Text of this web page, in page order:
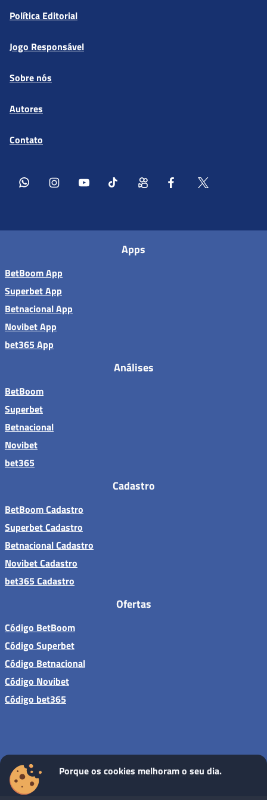
Política Editorial
Jogo Responsável
Sobre nós
Autores
Contato
Apps
BetBoom App
Superbet App
Betnacional App
Novibet App
bet365 App
Análises
BetBoom
Superbet
Betnacional
Novibet
bet365
Cadastro
BetBoom Cadastro
Superbet Cadastro
Betnacional Cadastro
Novibet Cadastro
bet365 Cadastro
Ofertas
Código BetBoom
Código Superbet
Código Betnacional
Código Novibet
Código bet365
Sites de apostas - Todos os direitos reservados
Porque os cookies melhoram o seu dia.